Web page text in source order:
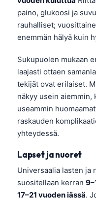
paino, glukoosi ja
rauhalliset;
enemmän hälyä kuin
Sukupuolen mukaan
laajasti ottaen
tekijät ovat erilaiset.
näkyy usein aiemmin,
useammin
raskauden
yhteydessä.
Lapset ja nuoret
Universaalia lasten ja
suositellaan kerran
17–21 vuoden iässä.